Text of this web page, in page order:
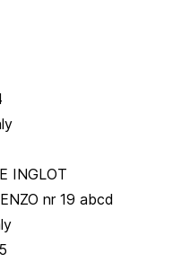
INGLOT
nr 19 abcd